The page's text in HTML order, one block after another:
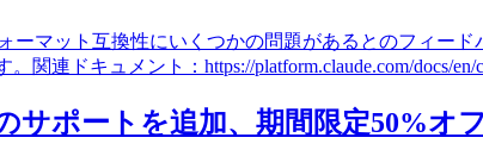
ーマット互換性にいくつかの問題があるとのフィー
連ドキュメント：https://platform.claude.com/docs/en/
ポートを追加、期間限定50%オフ